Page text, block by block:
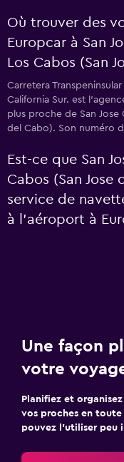
Où trouver des
Europcar à San
Los Cabos (San
Carretera
California Sur. est
plus proche de San Jose
del Cabo). Son numéro
Est-ce que San
Cabos (San Jose
service de
à l’aéroport à
Une façon
votre
Planifiez et
vos proches en
pouvez l’utiliser peu